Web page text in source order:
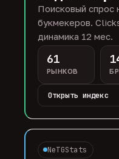
Поисковый спрос
букмекеров.
динамика 12 мес.
61
РЫНКОВ
Открыть индекс
NeTGStats